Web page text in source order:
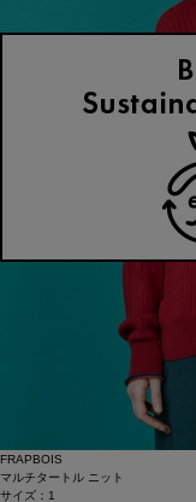
FRAPBOIS
マルチタートル ニット
サイズ：1